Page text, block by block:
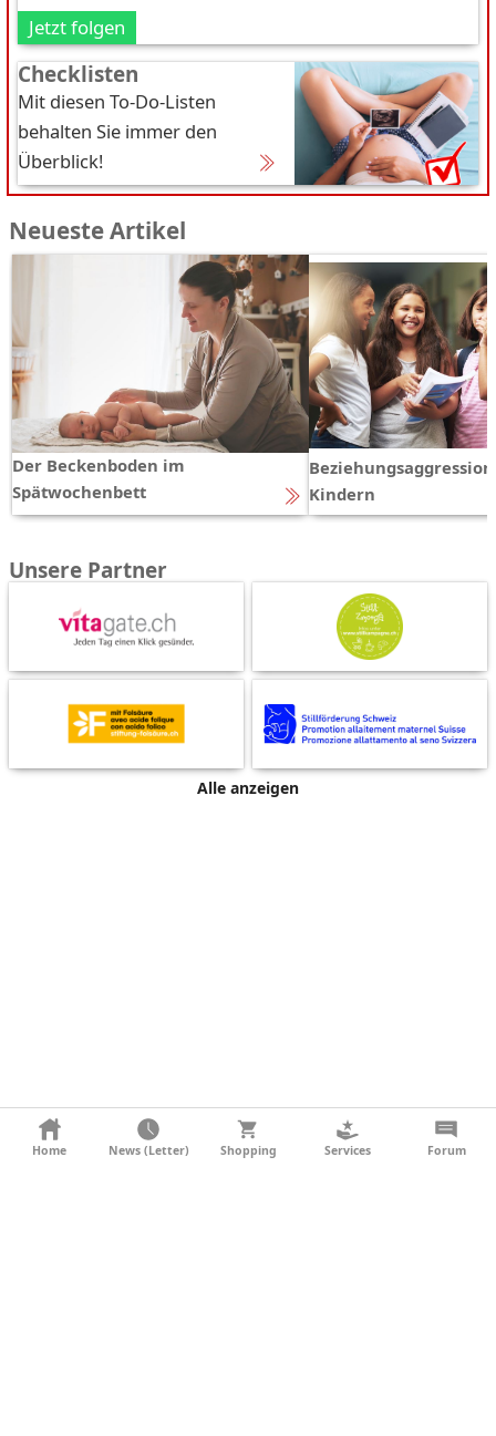
Jetzt folgen
Checklisten
Mit diesen To-Do-Listen
behalten Sie immer den
Überblick!
Neueste Artikel
Der Beckenboden im
Spätwochenbett
Kindern
Unsere Partner
Alle anzeigen
KONTAKT
Home News (Letter) Shopping Services Forum